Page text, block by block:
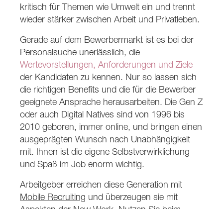
kritisch für Themen wie Umwelt ein und trennt
wieder stärker zwischen Arbeit und Privatleben.
Gerade auf dem Bewerbermarkt ist es bei der
Personalsuche unerlässlich, die
Wertevorstellungen, Anforderungen und Ziele
der Kandidaten zu kennen. Nur so lassen sich
die richtigen Benefits und die für die Bewerber
geeignete Ansprache herausarbeiten. Die Gen Z
oder auch Digital Natives sind von 1996 bis
2010 geboren, immer online, und bringen einen
ausgeprägten Wunsch nach Unabhängigkeit
mit. Ihnen ist die eigene Selbstverwirklichung
und Spaß im Job enorm wichtig.
Arbeitgeber erreichen diese Generation mit
Mobile Recruiting und überzeugen sie mit